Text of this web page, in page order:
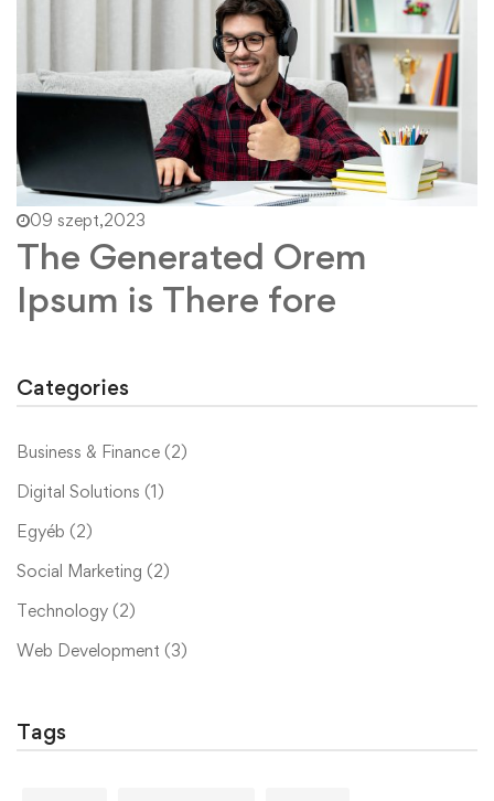
09 szept,2023
The Generated Orem
Ipsum is There fore
Categories
Business & Finance (2)
Digital Solutions (1)
Egyéb (2)
Social Marketing (2)
Technology (2)
Web Development (3)
Tags